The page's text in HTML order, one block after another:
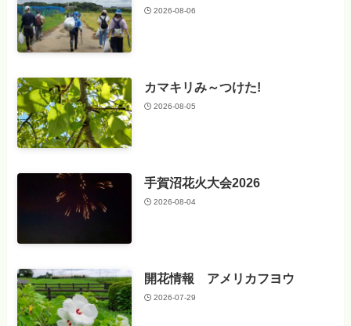
2026-08-06
カマキリみ～つけた!
2026-08-05
手賀沼花火大会2026
2026-08-04
開花情報 アメリカフヨウ
2026-07-29